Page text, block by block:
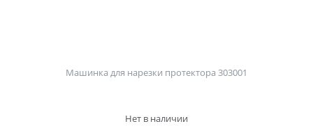
Машинка для нарезки протектора 303001
Нет в наличии